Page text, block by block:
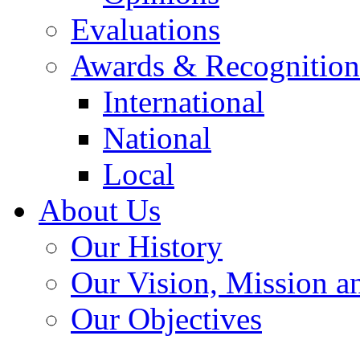
Evaluations
Awards &
International
National
Local
About Us
Our History
Our Vision, Mission
Our Objectives